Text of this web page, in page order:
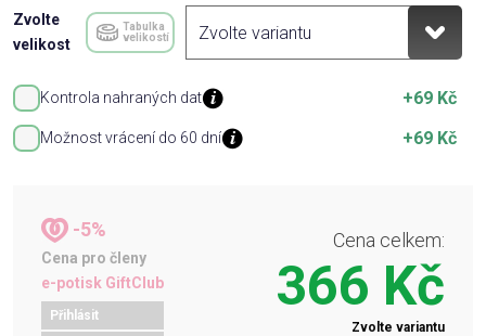
Zvolte
velikost
Tabulka
velikostí
Kontrola nahraných dat +69 Kč
Možnost vrácení do 60 dní +69 Kč
-5%
Cena pro členy
e-potisk GiftClub
Přihlásit
Cena celkem:
366 Kč
Zvolte variantu